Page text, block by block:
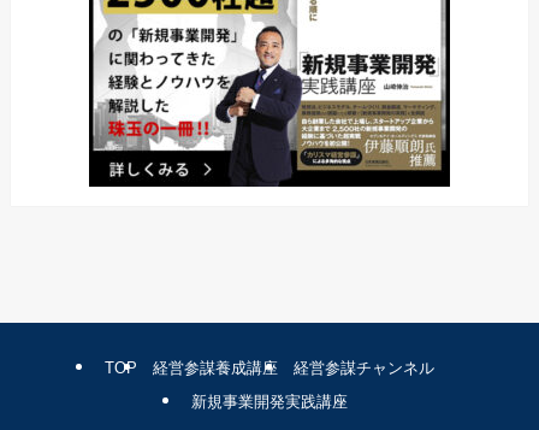
TOP 経営参謀養成講座
経営参謀チャンネル
新規事業開発実践講座